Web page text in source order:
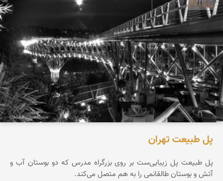
پل طبیعت تهران
پل طبیعت پل زیبایی‌ست بر روی بزرگراه مدرس که دو بوستان آب و
آتش و بوستان طالقانمی را به هم متصل می‌کند.